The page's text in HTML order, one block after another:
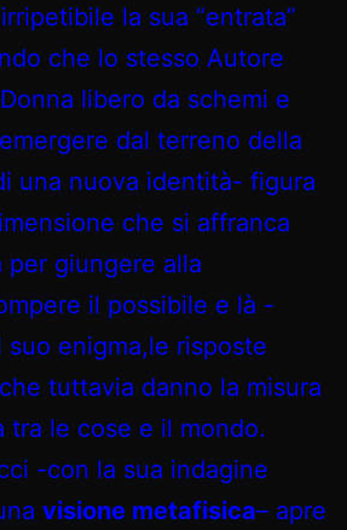
la sua “entrata”
che lo stesso Autore
libero da schemi e
dal terreno della
una nuova identità- figura
che si affranca
per giungere alla
il possibile e là -
enigma,le risposte
tuttavia danno la misura
tra le cose e il mondo.
-con la sua indagine
visione metafisica– apre